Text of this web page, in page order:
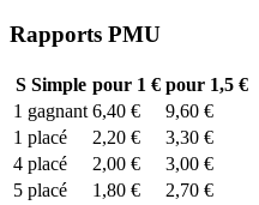
Rapports PMU
SSimple pour 1 € pour 1,5 €
1 gagnant 6,40 €
9,60 €
1 placé 2,20 €
3,30 €
4 placé 2,00 €
3,00 €
5 placé 1,80 € 2,70 €